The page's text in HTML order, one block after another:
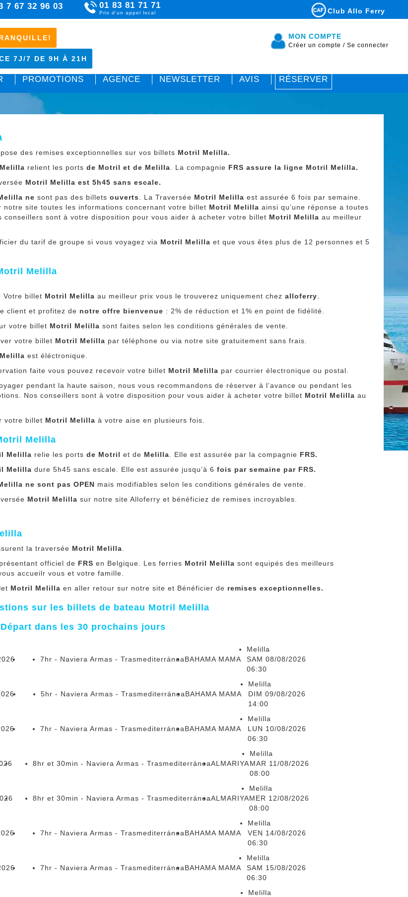
7 67 32 96 03 01 83 81 71 71
Prix d'un appel local Club Allo Ferry
7J/7 DE 9H À 21H
MON COMPTE
Créer un compte / Se connecter
PROMOTIONS AGENCE NEWSLETTER AVIS RÉSERVER
des remises exceptionnelles sur vos billets Motril Melilla.
relient les portsde Motril et de Melilla . La compagnie FRS assure la ligne Motril Melilla.
Motril Melilla est 5h45 sans escale.
ne sont pas des billetsouverts . La Traversée Motril Melilla est assurée 6 fois par semaine.
notre site toutes les informations concernant votre billet Motril Melilla ainsi qu’une réponse a toutes
conseillers sont à votre disposition pour vous aider à acheter votre billet Motril Melilla au meilleur
du tarif de groupe si vous voyagez via Motril Melilla et que vous êtes plus de 12 personnes et 5
Melilla
Votre billet Motril Melilla au meilleur prix vous le trouverez uniquement chezalloferry
client et profitez de notre offre bienvenue : 2% de réduction et 1% en point de fidélité.
votre billet Motril Melilla sont faites selon les conditions générales de vente.
votre billet Motril Melilla par téléphone ou via notre site gratuitement sans frais.
est éléctronique.
faite vous pouvez recevoir votre billet Motril Melilla par courrier électronique ou postal.
pendant la haute saison, nous vous recommandons de réserver à l’avance ou pendant les
Nos conseillers sont à votre disposition pour vous aider à acheter votre billet Motril Melilla au
votre billet Motril Melilla à votre aise en plusieurs fois.
Melilla
Melilla relie les portsde Motril et de Melilla . Elle est assurée par la compagnie FRS.
Melilla dure 5h45 sans escale. Elle est assurée jusqu’à 6 fois par semaine par FRS.
ne sont pas OPEN mais modifiables selon les conditions générales de vente.
Motril Melilla sur notre site Alloferry et bénéficiez de remises incroyables.
la traversée Motril Melilla
officiel de FRS en Belgique. Les ferries Motril Melilla sont equipés des meilleurs
accueilr vous et votre famille.
Motril Melilla en aller retour sur notre site et Bénéficier de remises exceptionnelles.
sur les billets de bateau Motril Melilla
dans les 30 prochains jours
7hr - Naviera Armas - TrasmediterráneaBAHAMA MAMA
Melilla
SAM 08/08/2026
06:30
5hr - Naviera Armas - TrasmediterráneaBAHAMA MAMA
Melilla
DIM 09/08/2026
14:00
7hr - Naviera Armas - TrasmediterráneaBAHAMA MAMA
Melilla
LUN 10/08/2026
06:30
8hr et 30min - Naviera Armas - TrasmediterráneaALMARIYA
Melilla
MAR 11/08/2026
08:00
8hr et 30min - Naviera Armas - TrasmediterráneaALMARIYA
Melilla
MER 12/08/2026
08:00
7hr - Naviera Armas - TrasmediterráneaBAHAMA MAMA
Melilla
VEN 14/08/2026
06:30
7hr - Naviera Armas - TrasmediterráneaBAHAMA MAMA
Melilla
SAM 15/08/2026
06:30
Melilla